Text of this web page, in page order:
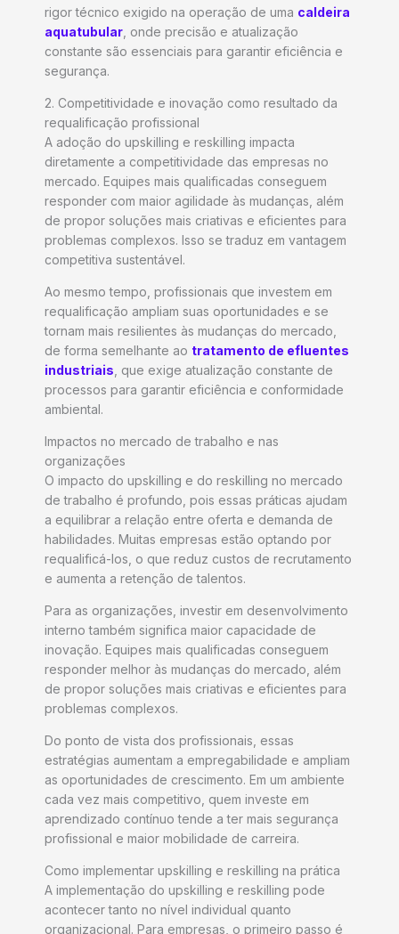
rigor técnico exigido na operação de uma caldeira
aquatubular , onde precisão e atualização
constante são essenciais para garantir eficiência e
segurança.
2. Competitividade e inovação como resultado da
requalificação profissional
A adoção do upskilling e reskilling impacta
diretamente a competitividade das empresas no
mercado. Equipes mais qualificadas conseguem
responder com maior agilidade às mudanças, além
de propor soluções mais criativas e eficientes para
problemas complexos. Isso se traduz em vantagem
competitiva sustentável.
Ao mesmo tempo, profissionais que investem em
requalificação ampliam suas oportunidades e se
tornam mais resilientes às mudanças do mercado,
de forma semelhante ao tratamento de efluentes
industriais , que exige atualização constante de
processos para garantir eficiência e conformidade
ambiental.
Impactos no mercado de trabalho e nas
organizações
O impacto do upskilling e do reskilling no mercado
de trabalho é profundo, pois essas práticas ajudam
a equilibrar a relação entre oferta e demanda de
habilidades. Muitas empresas estão optando por
requalificá-los, o que reduz custos de recrutamento
e aumenta a retenção de talentos.
Para as organizações, investir em desenvolvimento
interno também significa maior capacidade de
inovação. Equipes mais qualificadas conseguem
responder melhor às mudanças do mercado, além
de propor soluções mais criativas e eficientes para
problemas complexos.
Do ponto de vista dos profissionais, essas
estratégias aumentam a empregabilidade e ampliam
as oportunidades de crescimento. Em um ambiente
cada vez mais competitivo, quem investe em
aprendizado contínuo tende a ter mais segurança
profissional e maior mobilidade de carreira.
Como implementar upskilling e reskilling na prática
A implementação do upskilling e reskilling pode
acontecer tanto no nível individual quanto
organizacional. Para empresas, o primeiro passo é